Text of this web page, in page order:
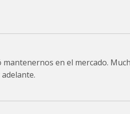
en el mercado.